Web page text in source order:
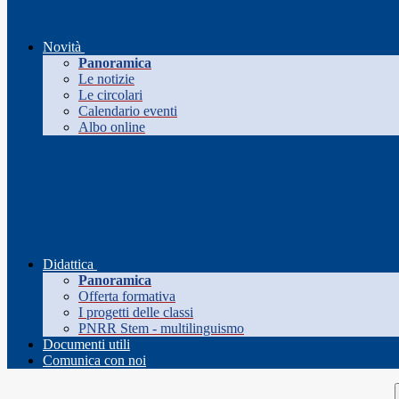
Novità
Panoramica
Le notizie
Le circolari
Calendario eventi
Albo online
Didattica
Panoramica
Offerta formativa
I progetti delle classi
PNRR Stem - multilinguismo
Documenti utili
Comunica con noi